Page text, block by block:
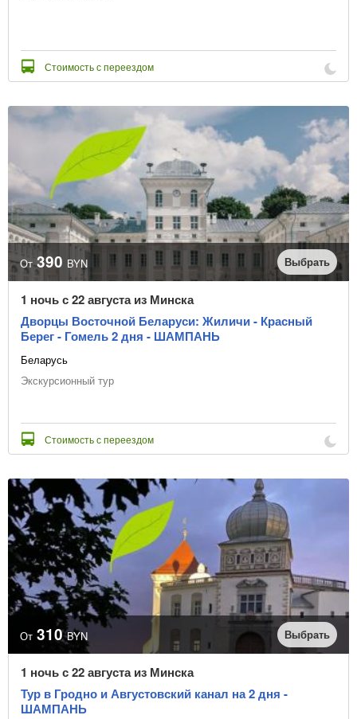
Стоимость с переездом
От 390 BYN Выбрать
1 ночь с 22 августа из Минска
Дворцы Восточной Беларуси: Жиличи - Красный
Берег - Гомель 2 дня - ШАМПАНЬ
Беларусь
Экскурсионный тур
Стоимость с переездом
От 310 BYN Выбрать
1 ночь с 22 августа из Минска
Тур в Гродно и Августовский канал на 2 дня -
ШАМПАНЬ